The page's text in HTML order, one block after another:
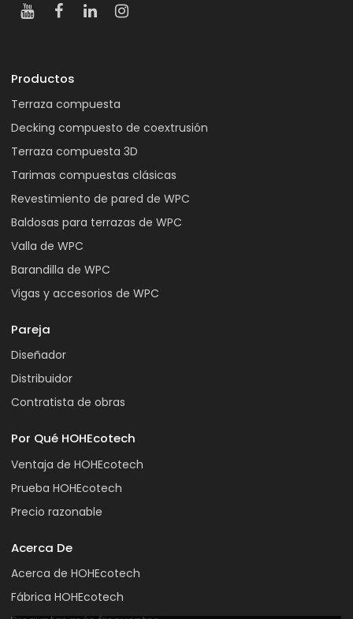
Productos
Terraza compuesta
Decking compuesto de coextrusión
Terraza compuesta 3D
Tarimas compuestas clásicas
Revestimiento de pared de WPC
Baldosas para terrazas de WPC
Valla de WPC
Barandilla de WPC
Vigas y accesorios de WPC
Pareja
Diseñador
Distribuidor
Contratista de obras
Por Qué HOHEcotech
Ventaja de HOHEcotech
Prueba HOHEcotech
Precio razonable
Acerca De
Acerca de HOHEcotech
Fábrica HOHEcotech